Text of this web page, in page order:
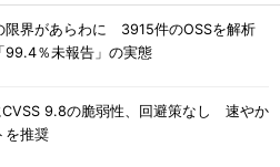
限界があらわに 3915件のOSSを解析
99.4％未報告」の実態
9.8の脆弱性、回避策なし 速やか
を推奨